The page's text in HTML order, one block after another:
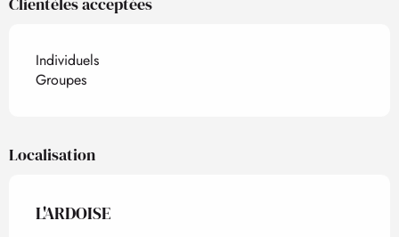
Individuels
Groupes
Localisation
L'ARDOISE